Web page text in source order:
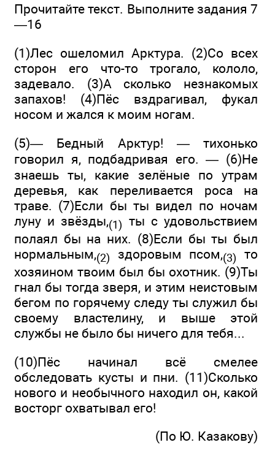
Прочитайте текст. Выполните задания 7
—16
(1)Лес ошеломил Арктура. (2)Со всех
сторон его что-то трогало, кололо,
задевало. (3)А сколько незнакомых
запахов! (4)Пёс вздрагивал, фукал
носом и жался к моим ногам.
(5)— Бедный Арктур! — тихонько
говорил я, подбадривая его. — (6)Не
знаешь ты, какие зелёные по утрам
деревья, как переливается роса на
траве. (7)Если бы ты видел по ночам
луну и звёзды,(1) ты с удовольствием
полаял бы на них. (8)Если бы ты был
нормальным,(2) здоровым псом,(3)
то
хозяином твоим был бы охотник. (9)Ты
гнал бы тогда зверя, и этим неистовым
бегом по горячему следу ты служил бы
своему властелину, и выше этой
службы не было бы ничего для тебя...
(10)Пёс начинал всё смелее
обследовать кусты и пни. (11)Сколько
нового и необычного находил он, какой
восторг охватывал его!
(По Ю. Казакову)